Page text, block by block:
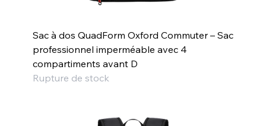
Sac à dos QuadForm Oxford Commuter – Sac
professionnel imperméable avec 4
compartiments avant D
Rupture de stock